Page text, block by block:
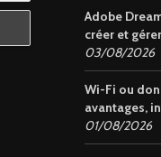
Adobe
créer et
03/08/2026
Wi-Fi ou
avantages,
01/08/2026